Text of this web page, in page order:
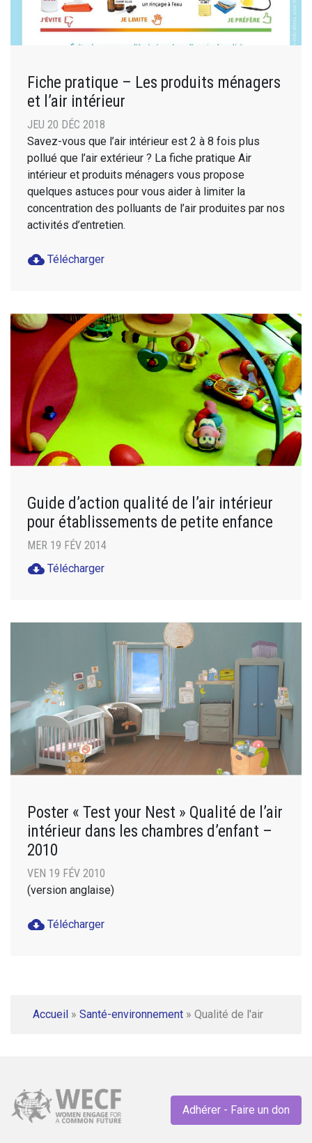
Fiche pratique – Les produits ménagers
et l’air intérieur
JEU 20 DÉC 2018
Savez-vous que l’air intérieur est 2 à 8 fois plus
pollué que l’air extérieur ? La fiche pratique Air
intérieur et produits ménagers vous propose
quelques astuces pour vous aider à limiter la
concentration des polluants de l’air produites par nos
activités d’entretien.
cloud_download Télécharger
Guide d’action qualité de l’air intérieur
pour établissements de petite enfance
MER 19 FÉV 2014
cloud_download Télécharger
Poster « Test your Nest » Qualité de l’air
intérieur dans les chambres d’enfant –
2010
VEN 19 FÉV 2010
(version anglaise)
cloud_download Télécharger
Accueil » Santé-environnement » Qualité de l'air
Adhérer - Faire un don